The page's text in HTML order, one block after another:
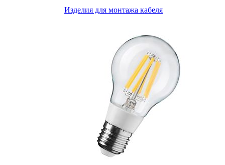
Изделия для монтажа кабеля